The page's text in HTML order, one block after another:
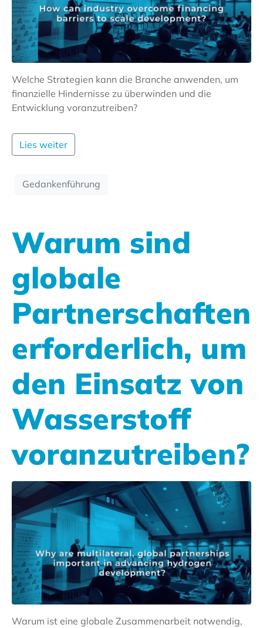
Welche Strategien kann die Branche anwenden, um
finanzielle Hindernisse zu überwinden und die
Entwicklung voranzutreiben?
Lies weiter
Gedankenführung
Warum sind
globale
Partnerschaften
erforderlich, um
den Einsatz von
Wasserstoff
voranzutreiben?
Warum ist eine globale Zusammenarbeit notwendig,